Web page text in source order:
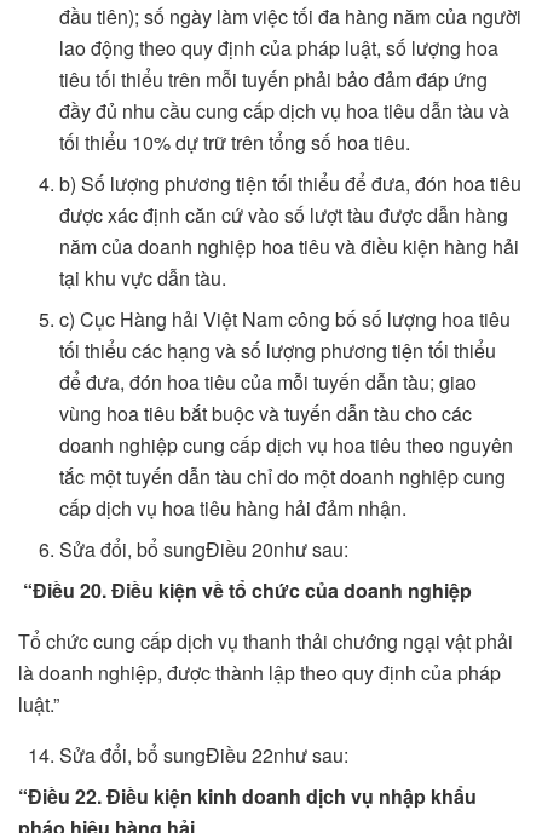
đầu tiên); số ngày làm việc tối đa hàng năm của người
lao động theo quy định của pháp luật, số lượng hoa
tiêu tối thiểu trên mỗi tuyến phải bảo đảm đáp ứng
đầy đủ nhu cầu cung cấp dịch vụ hoa tiêu dẫn tàu và
tối thiểu 10% dự trữ trên tổng số hoa tiêu.
b) Số lượng phương tiện tối thiểu để đưa, đón hoa tiêu
được xác định căn cứ vào số lượt tàu được dẫn hàng
năm của doanh nghiệp hoa tiêu và điều kiện hàng hải
tại khu vực dẫn tàu.
c) Cục Hàng hải Việt Nam công bố số lượng hoa tiêu
tối thiểu các hạng và số lượng phương tiện tối thiểu
để đưa, đón hoa tiêu của mỗi tuyến dẫn tàu; giao
vùng hoa tiêu bắt buộc và tuyến dẫn tàu cho các
doanh nghiệp cung cấp dịch vụ hoa tiêu theo nguyên
tắc một tuyến dẫn tàu chỉ do một doanh nghiệp cung
cấp dịch vụ hoa tiêu hàng hải đảm nhận.
Sửa đổi, bổ sungĐiều 20như sau:
“Điều 20. Điều kiện về tổ chức của doanh nghiệp
Tổ chức cung cấp dịch vụ thanh thải chướng ngại vật phải
là doanh nghiệp, được thành lập theo quy định của pháp
luật.”
Sửa đổi, bổ sungĐiều 22như sau:
“Điều 22. Điều kiện kinh doanh dịch vụ nhập khẩu
pháo hiệu hàng hải